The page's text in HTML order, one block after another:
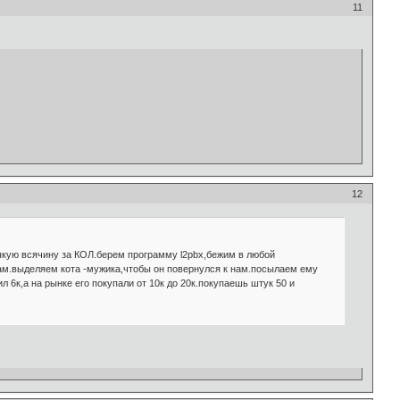
11
12
всячину за КОЛ.берем программу l2pbx,бежим в любой
кота -мужика,чтобы он повернулся к нам.посылаем ему
6к,а на рынке его покупали от 10к до 20к.покупаешь штук 50 и